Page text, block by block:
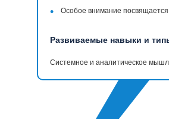
• Особое внимание
Развиваемые навыки и
Системное и аналитическое